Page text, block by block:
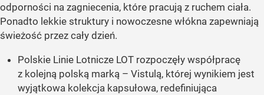
odporności na zagniecenia, które pracują z ruchem ciała.
Ponadto lekkie struktury i nowoczesne włókna zapewniają
świeżość przez cały dzień.
Polskie Linie Lotnicze LOT rozpoczęły współpracę
z kolejną polską marką – Vistulą, której wynikiem jest
wyjątkowa kolekcja kapsułowa, redefiniująca